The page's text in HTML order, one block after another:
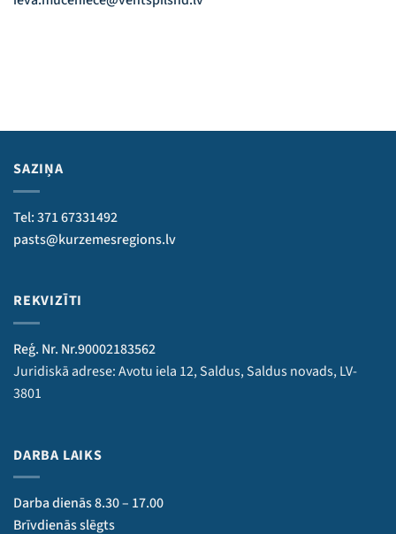
SAZIŅA
Tel: 371 67331492
pasts@kurzemesregions.lv
REKVIZĪTI
Reģ. Nr. Nr.90002183562
Juridiskā adrese: Avotu iela 12, Saldus, Saldus novads, LV-
3801
DARBA LAIKS
Darba dienās 8.30 – 17.00
Brīvdienās slēgts